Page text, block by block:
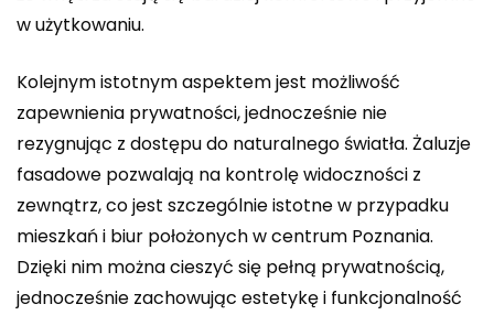
w użytkowaniu.
Kolejnym istotnym aspektem jest możliwość
zapewnienia prywatności, jednocześnie nie
rezygnując z dostępu do naturalnego światła. Żaluzje
fasadowe pozwalają na kontrolę widoczności z
zewnątrz, co jest szczególnie istotne w przypadku
mieszkań i biur położonych w centrum Poznania.
Dzięki nim można cieszyć się pełną prywatnością,
jednocześnie zachowując estetykę i funkcjonalność